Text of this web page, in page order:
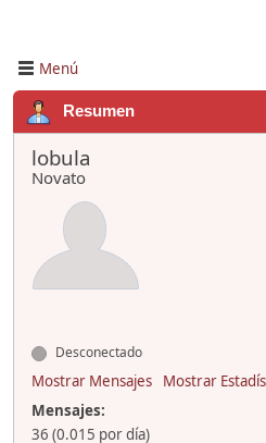
Menú
Resumen
lobula
Novato
Desconectado
Mostrar Mensajes
Mostrar
Mensajes:
36 (0.015 por día)